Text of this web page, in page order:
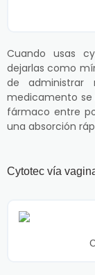
Cuando usas
dejarlas como
de administrar
medicamento se
fármaco entre
una absorción
Cytotec vía